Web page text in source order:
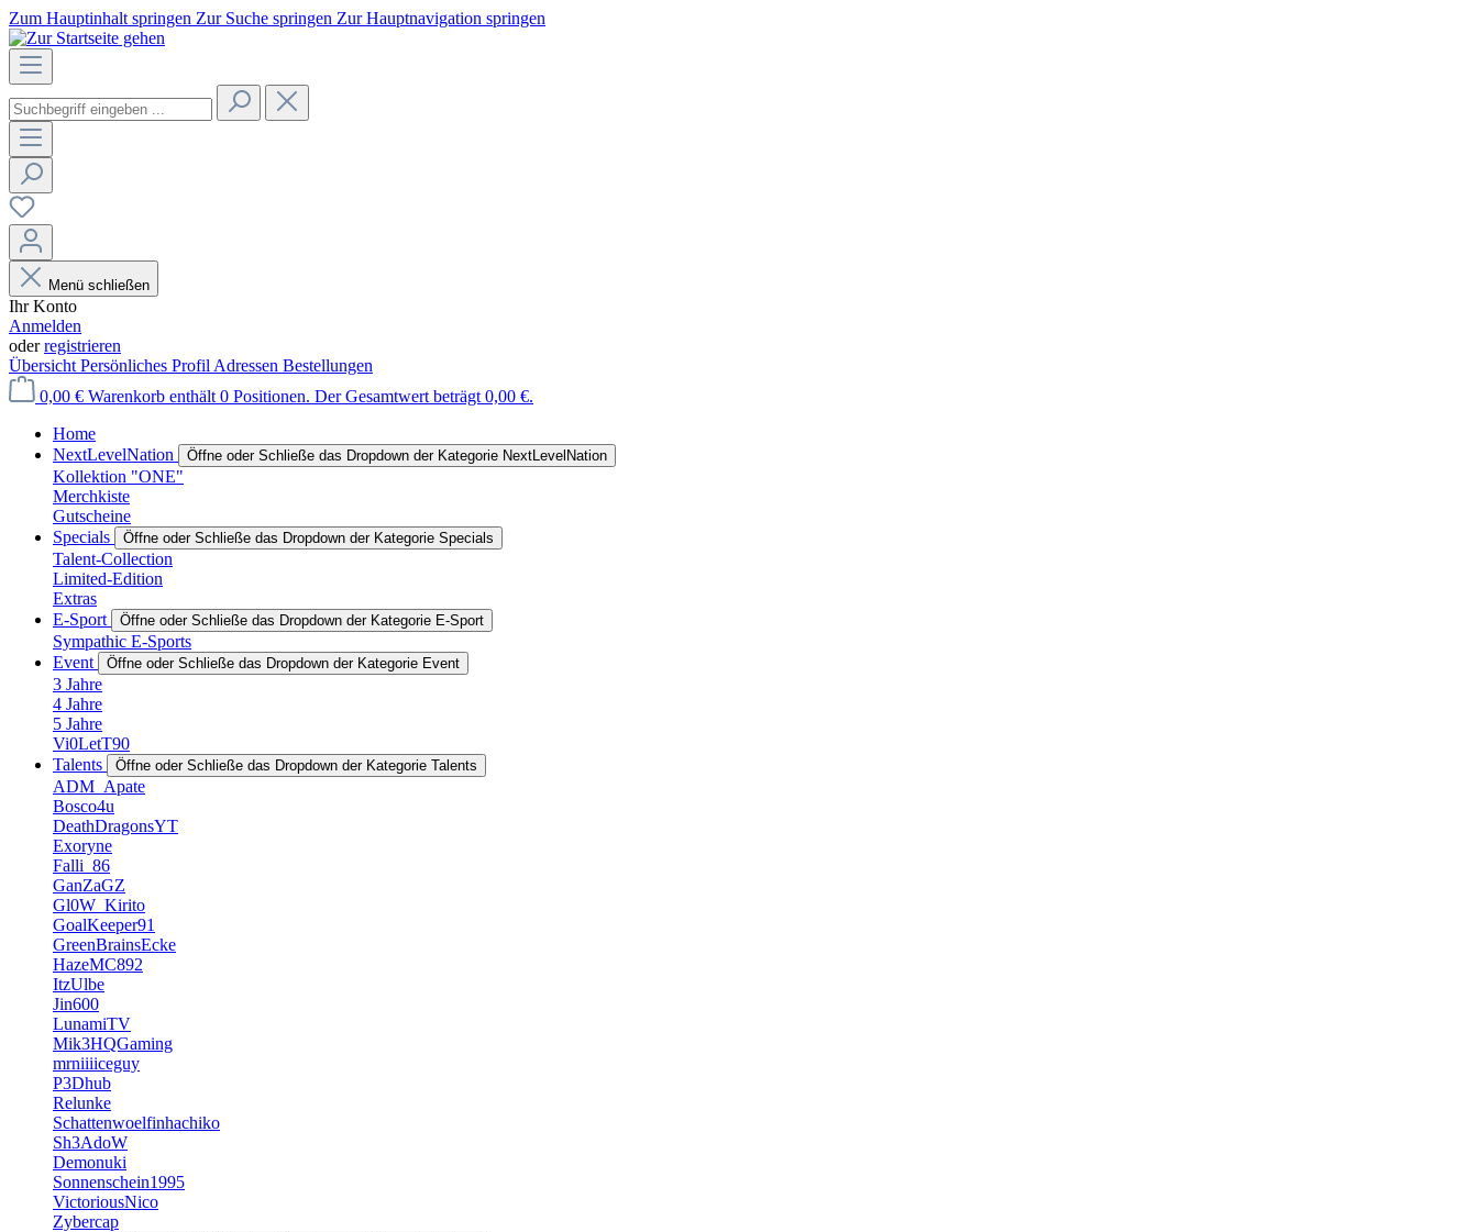
Zum Hauptinhalt springen Zur Suche springen Zur Hauptnavigation springen
Menü schließen
Ihr Konto
Anmelden
oderregistrieren
Übersicht Persönliches Profil Adressen Bestellungen
0,00 € Warenkorb enthält 0 Positionen. Der Gesamtwert beträgt 0,00 €.
Home
NextLevelNation
Öffne oder Schließe das Dropdown der Kategorie NextLevelNation
Kollektion "ONE"
Merchkiste
Gutscheine
Specials
Öffne oder Schließe das Dropdown der Kategorie Specials
Talent-Collection
Limited-Edition
Extras
E-Sport
Öffne oder Schließe das Dropdown der Kategorie E-Sport
Sympathic E-Sports
Event
Öffne oder Schließe das Dropdown der Kategorie Event
3 Jahre
4 Jahre
5 Jahre
Vi0LetT90
Talents
Öffne oder Schließe das Dropdown der Kategorie Talents
ADM_Apate
Bosco4u
DeathDragonsYT
Exoryne
Falli_86
GanZaGZ
Gl0W_Kirito
GoalKeeper91
GreenBrainsEcke
HazeMC892
ItzUlbe
Jin600
LunamiTV
Mik3HQGaming
mrniiiiceguy
P3Dhub
Relunke
Schattenwoelfinhachiko
Sh3AdoW
Demonuki
Sonnenschein1995
VictoriousNico
Zybercap